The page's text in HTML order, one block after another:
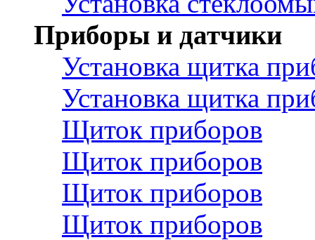
Приборы и датчики
Установка щитка
Установка щитка
Щиток приборов
Щиток приборов
Щиток приборов
Щиток приборов